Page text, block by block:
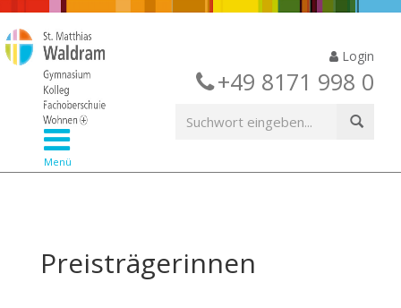
Login
+49 8171 998 0
Menü
Preisträgerinnen